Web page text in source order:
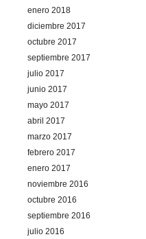
enero 2018
diciembre 2017
octubre 2017
septiembre 2017
julio 2017
junio 2017
mayo 2017
abril 2017
marzo 2017
febrero 2017
enero 2017
noviembre 2016
octubre 2016
septiembre 2016
julio 2016